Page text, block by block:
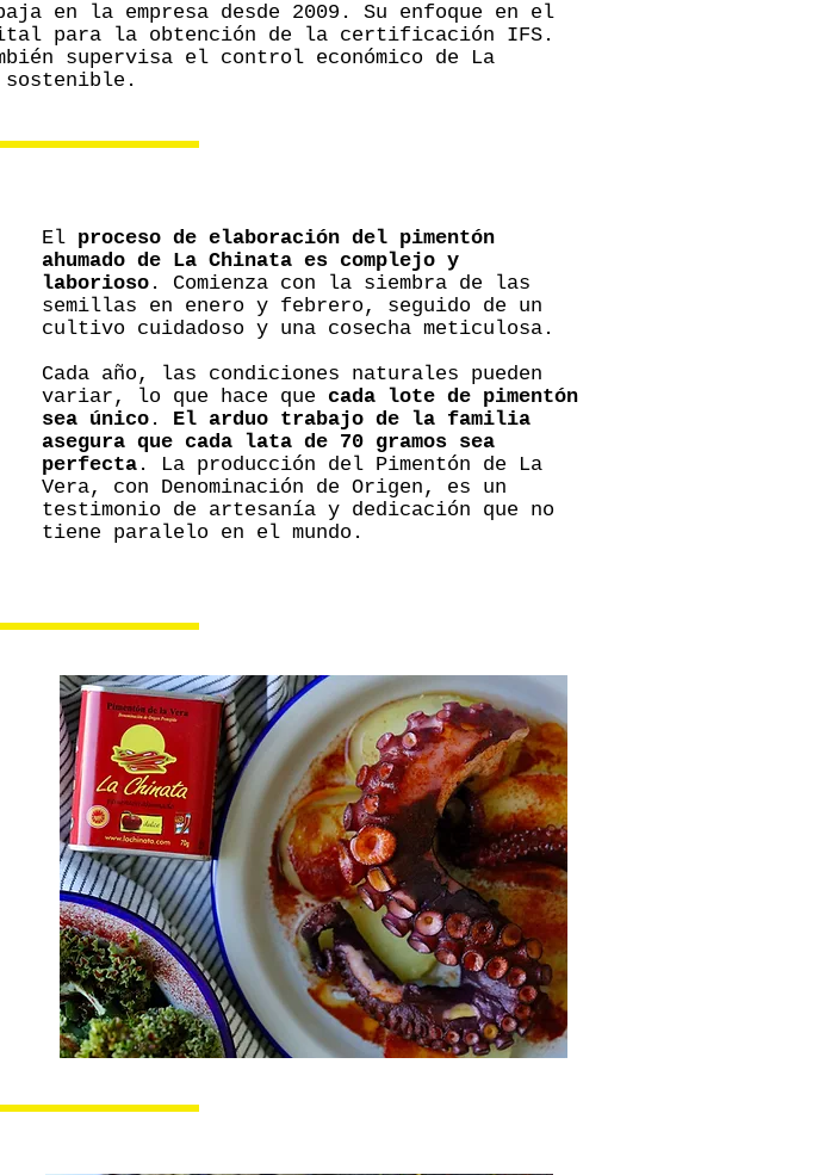
en la empresa desde 2009. Su enfoque en el
vital para la obtención de la certificación IFS.
supervisa el control económico de La
El proceso de elaboración del pimentón
ahumado de La Chinata es complejo y
laborioso . Comienza con la siembra de las
semillas en enero y febrero, seguido de un
cultivo cuidadoso y una cosecha meticulosa.
Cada año, las condiciones naturales pueden
variar, lo que hace que cada lote de pimentón
sea único . El arduo trabajo de la familia
asegura que cada lata de 70 gramos sea
perfecta . La producción del Pimentón de La
Vera, con Denominación de Origen, es un
testimonio de artesanía y dedicación que no
tiene paralelo en el mundo.